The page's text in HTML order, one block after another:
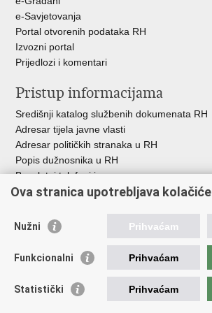
e-Savjetovanja
Portal otvorenih podataka RH
Izvozni portal
Prijedlozi i komentari
Pristup informacijama
Središnji katalog službenih dokumenata RH
Adresar tijela javne vlasti
Adresar političkih stranaka u RH
Popis dužnosnika u RH
Besplatni telefoni javne uprave
Pozivi za žurnu pomoć
Važne poveznice
Pučka pravobraniteljica
Pravobraniteljica za osobe s invaliditetom
Ova stranica upotrebljava kolačiće
Nužni Prihvaćam
Funkcionalni Prihvaćam
Statistički Prihvaćam